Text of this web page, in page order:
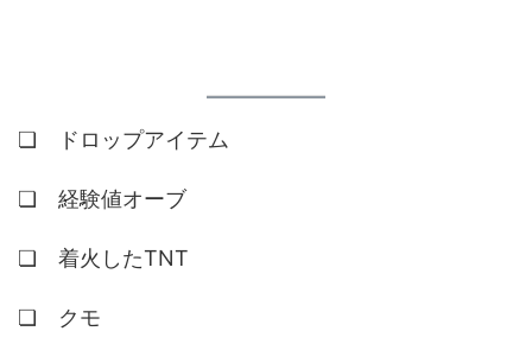
❏ ドロップアイテム
❏ 経験値オーブ
❏ 着火したTNT
❏ クモ